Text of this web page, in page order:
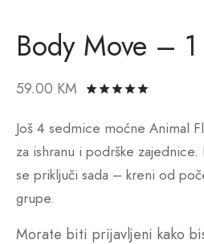
Body Move –
59.00 KM
Još 4 sedmice moćne Animal
za ishranu i podrške
se priključi sada – kreni od
grupe.
Morate biti prijavljeni kako